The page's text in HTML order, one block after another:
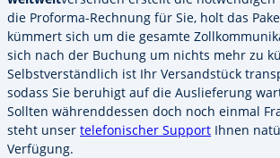
die Proforma-Rechnung für Sie, holt das
kümmert sich um die gesamte
sich nach der Buchung um nichts mehr zu
Selbstverständlich ist Ihr Versandstück
sodass Sie beruhigt auf die Auslieferung
Sollten währenddessen doch noch einmal
steht unser telefonischer Support Ihnen
Verfügung.